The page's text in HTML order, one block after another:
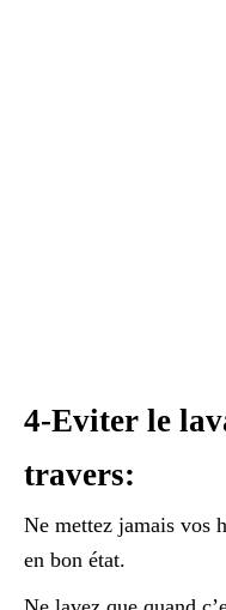
4-Eviter le
travers:
Ne mettez jamais vos
en bon état.